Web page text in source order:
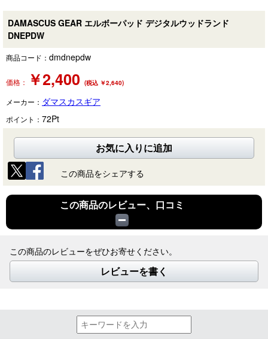
DAMASCUS GEAR エルボーパッド デジタルウッドランド
DNEPDW
商品コード： dmdnepdw
価格： ￥2,400 (税込 ￥2,640)
メーカー： ダマスカスギア
ポイント： 72Pt
お気に入りに追加
この商品をシェアする
この商品のレビュー、口コミ
この商品のレビューをぜひお寄せください。
レビューを書く